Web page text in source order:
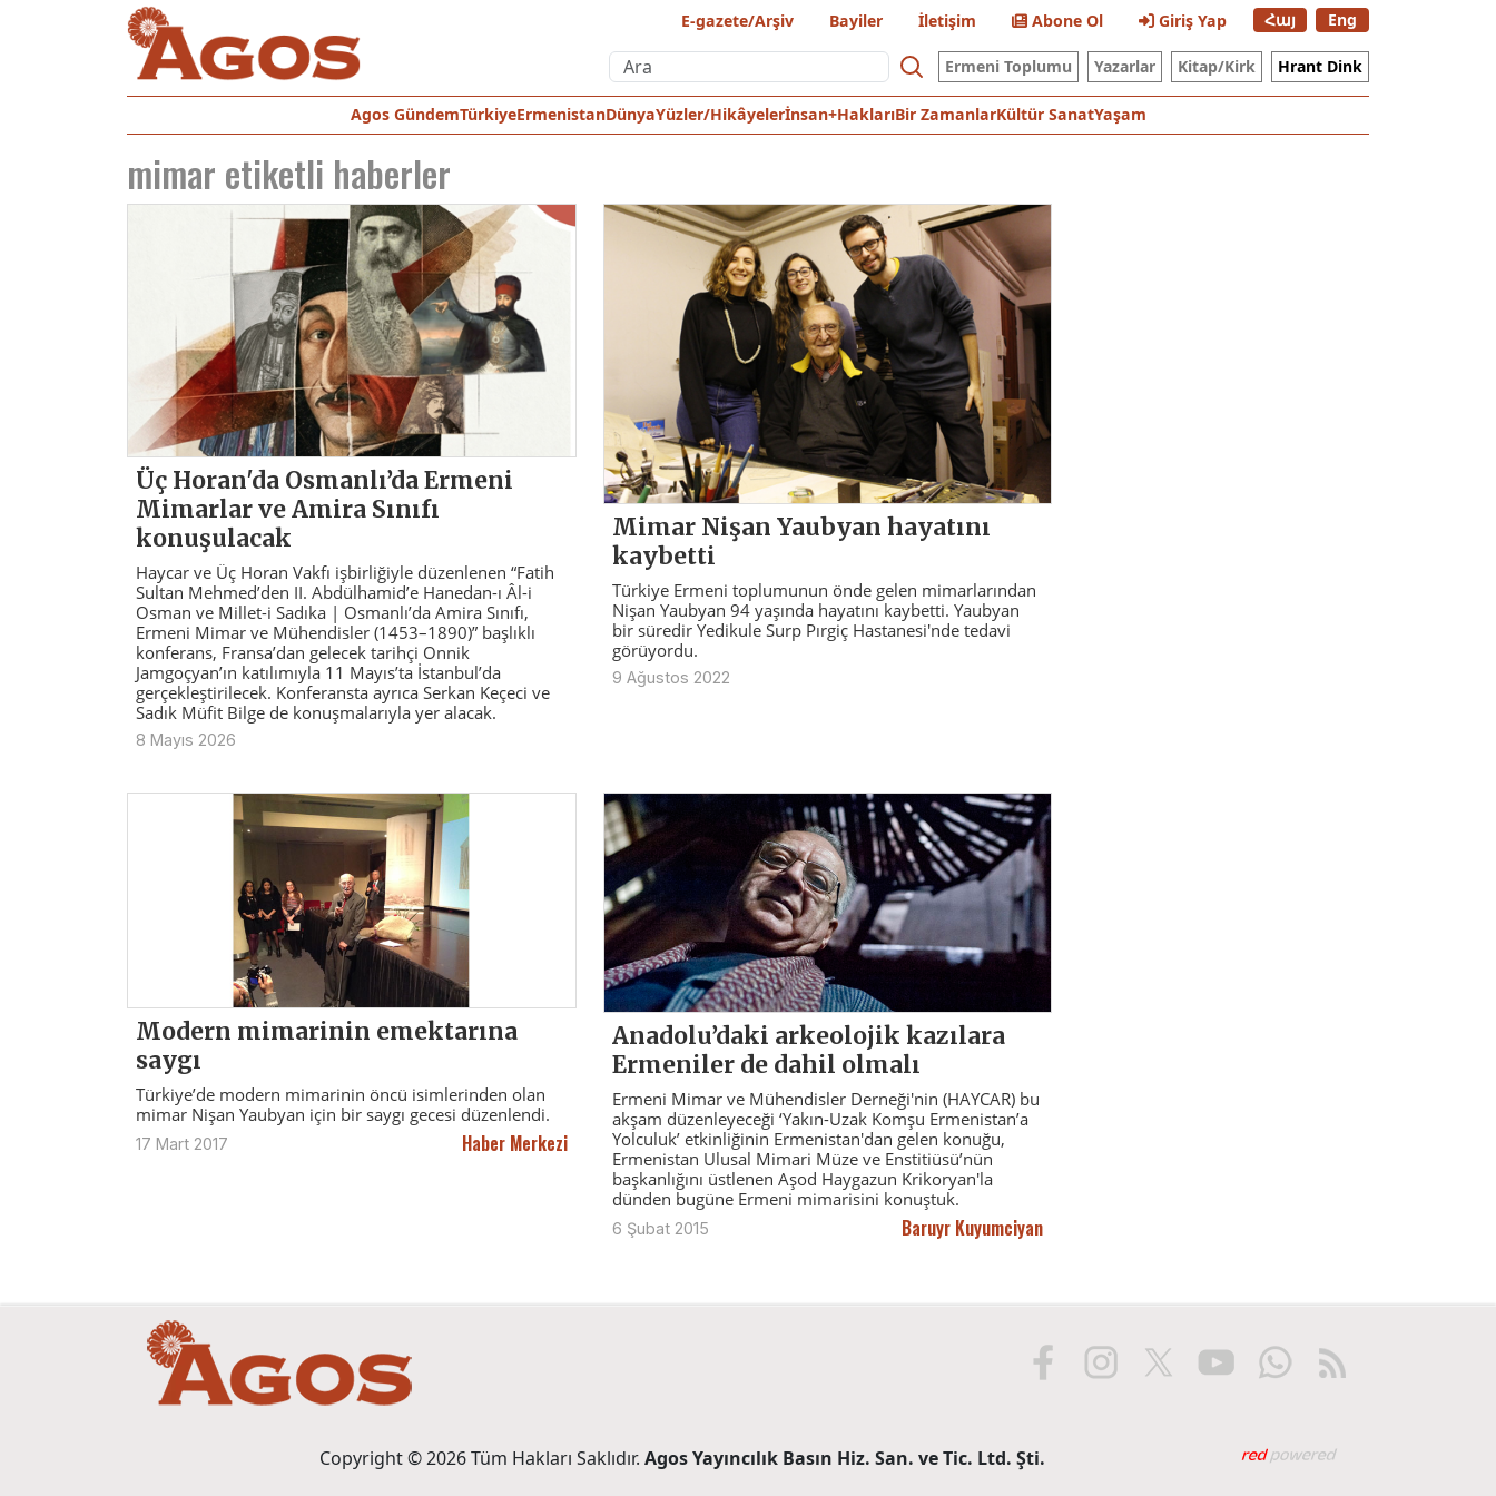
E-gazete/Arşiv Bayiler İletişim Abone Ol Giriş Yap Հայ Eng
Ermeni Toplumu Yazarlar Kitap/Kirk Hrant Dink
Agos GündemTürkiyeErmenistanDünyaYüzler/Hikâyelerİnsan+HaklarıBir ZamanlarKültür SanatYaşam
mimar etiketli haberler
Üç Horan'da Osmanlı’da Ermeni
Mimarlar ve Amira Sınıfı
konuşulacak
Haycar ve Üç Horan Vakfı işbirliğiyle düzenlenen “Fatih
Sultan Mehmed’den II. Abdülhamid’e Hanedan-ı Âl-i
Osman ve Millet-i Sadıka | Osmanlı’da Amira Sınıfı,
Ermeni Mimar ve Mühendisler (1453–1890)” başlıklı
konferans, Fransa’dan gelecek tarihçi Onnik
Jamgoçyan’ın katılımıyla 11 Mayıs’ta İstanbul’da
gerçekleştirilecek. Konferansta ayrıca Serkan Keçeci ve
Sadık Müfit Bilge de konuşmalarıyla yer alacak.
8 Mayıs 2026
Mimar Nişan Yaubyan hayatını
kaybetti
Türkiye Ermeni toplumunun önde gelen mimarlarından
Nişan Yaubyan 94 yaşında hayatını kaybetti. Yaubyan
bir süredir Yedikule Surp Pırgiç Hastanesi'nde tedavi
görüyordu.
9 Ağustos 2022
Modern mimarinin emektarına
saygı
Türkiye’de modern mimarinin öncü isimlerinden olan
mimar Nişan Yaubyan için bir saygı gecesi düzenlendi.
17 Mart 2017 Haber Merkezi
Anadolu’daki arkeolojik kazılara
Ermeniler de dahil olmalı
Ermeni Mimar ve Mühendisler Derneği'nin (HAYCAR) bu
akşam düzenleyeceği ‘Yakın-Uzak Komşu Ermenistan’a
Yolculuk’ etkinliğinin Ermenistan'dan gelen konuğu,
Ermenistan Ulusal Mimari Müze ve Enstitiüsü’nün
başkanlığını üstlenen Aşod Haygazun Krikoryan'la
dünden bugüne Ermeni mimarisini konuştuk.
6 Şubat 2015 Baruyr Kuyumciyan
Copyright © 2026 Tüm Hakları Saklıdır. Agos Yayıncılık Basın Hiz. San. ve Tic. Ltd. Şti. Web tasarım: Red